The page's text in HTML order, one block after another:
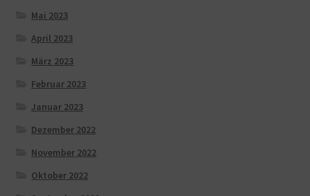
Mai 2023
April 2023
März 2023
Februar 2023
Januar 2023
Dezember 2022
November 2022
Oktober 2022